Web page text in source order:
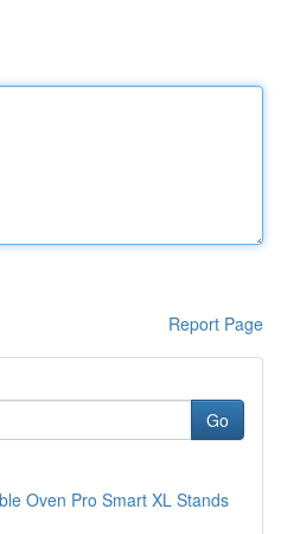
Report Page
Go
Oven Pro Smart XL Stands